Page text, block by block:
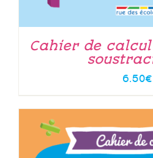
Cahier de
6.50€